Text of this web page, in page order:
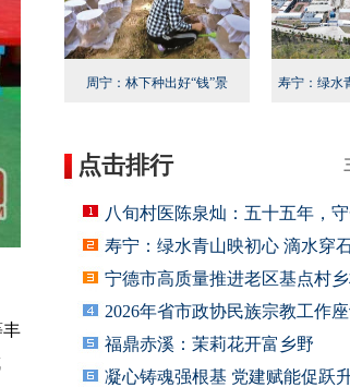
丰
周宁：林下种出好“钱”景
寿宁：绿水
点击排行
八旬村医陈泉灿：五十五年，
寿宁：绿水青山映初心 滴水穿
宁德市高质量推进老区基点村
2026年省市政协民族宗教工作
福鼎赤溪：茉莉花开富乡野
凝心铸魂强根基 党建赋能促跃